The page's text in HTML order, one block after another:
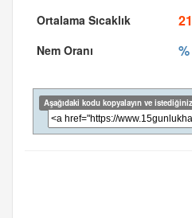
Aşağıdaki kodu kopyalayın ve